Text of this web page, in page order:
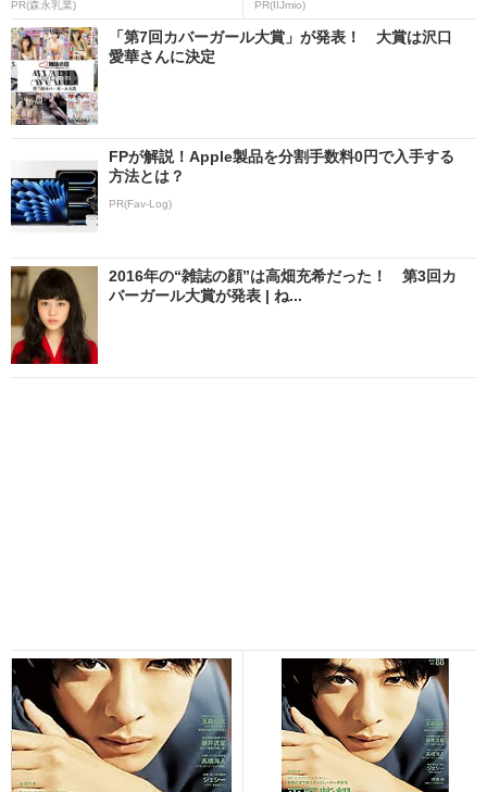
PR(森永乳業) PR(IIJmio)
「第7回カバーガール大賞」が発表！ 大賞は沢口
愛華さんに決定
FPが解説！Apple製品を分割手数料0円で入手する
方法とは？
PR(Fav-Log)
2016年の“雑誌の顔”は高畑充希だった！ 第3回カ
バーガール大賞が発表 | ね...